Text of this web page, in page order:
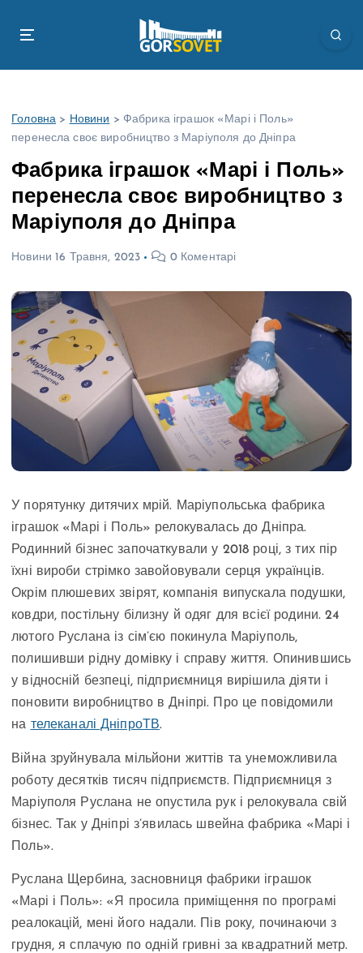
Головна > Новини > Фабрика іграшок «Марі і Поль»
перенесла своє виробництво з Маріуполя до Дніпра
Фабрика іграшок «Марі і Поль»
перенесла своє виробництво з
Маріуполя до Дніпра
Новини 16 Травня, 2023 0 Коментарі
У порятунку дитячих мрій. Маріупольська фабрика
іграшок «Марі і Поль» релокувалась до Дніпра.
Родинний бізнес започаткували у 2018 році, з тих пір
їхні вироби стрімко завойовували серця українців.
Окрім плюшевих звірят, компанія випускала подушки,
ковдри, постільну білизну й одяг для всієї родини. 24
лютого Руслана із сім’єю покинула Маріуполь,
полишивши рідну домівку і справу життя. Опинившись
у відносній безпеці, підприємниця вирішила діяти і
поновити виробництво в Дніпрі. Про це повідомили
на телеканалі ДніпроТВ.
Війна зруйнувала мільйони життів та унеможливила
роботу десятків тисяч підприємств. Підприємниця з
Маріуполя Руслана не опустила рук і релокувала свій
бізнес. Так у Дніпрі з’явилась швейна фабрика «Марі і
Поль».
Руслана Щербина, засновниця фабрики іграшок
«Марі і Поль»: «Я просила приміщення по програмі
реалокацій, мені його надали. Пів року, починаючи з
грудня, я сплачую по одній гривні за квадратний метр.